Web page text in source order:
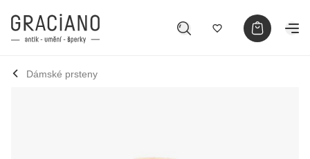
Dámské prsteny